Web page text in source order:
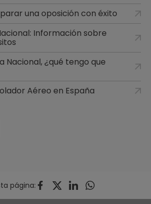
una oposición con éxito
Información sobre
Nacional, ¿qué tengo que
Aéreo en España
página: